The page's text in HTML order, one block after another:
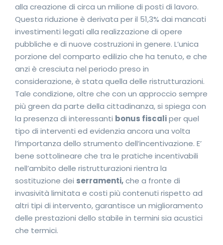
alla creazione di circa un milione di posti di lavoro.
Questa riduzione è derivata per il 51,3% dai mancati
investimenti legati alla realizzazione di opere
pubbliche e di nuove costruzioni in genere. L’unica
porzione del comparto edilizio che ha tenuto, e che
anzi è cresciuta nel periodo preso in
considerazione, è stata quella delle ristrutturazioni.
Tale condizione, oltre che con un approccio sempre
più green da parte della cittadinanza, si spiega con
la presenza di interessanti bonus fiscaliper quel
tipo di interventi ed evidenzia ancora una volta
l’importanza dello strumento dell’incentivazione. E’
bene sottolineare che tra le pratiche incentivabili
nell’ambito delle ristrutturazioni rientra la
sostituzione dei serramenti,che a fronte di
invasività limitata e costi più contenuti rispetto ad
altri tipi di intervento, garantisce un miglioramento
delle prestazioni dello stabile in termini sia acustici
che termici.